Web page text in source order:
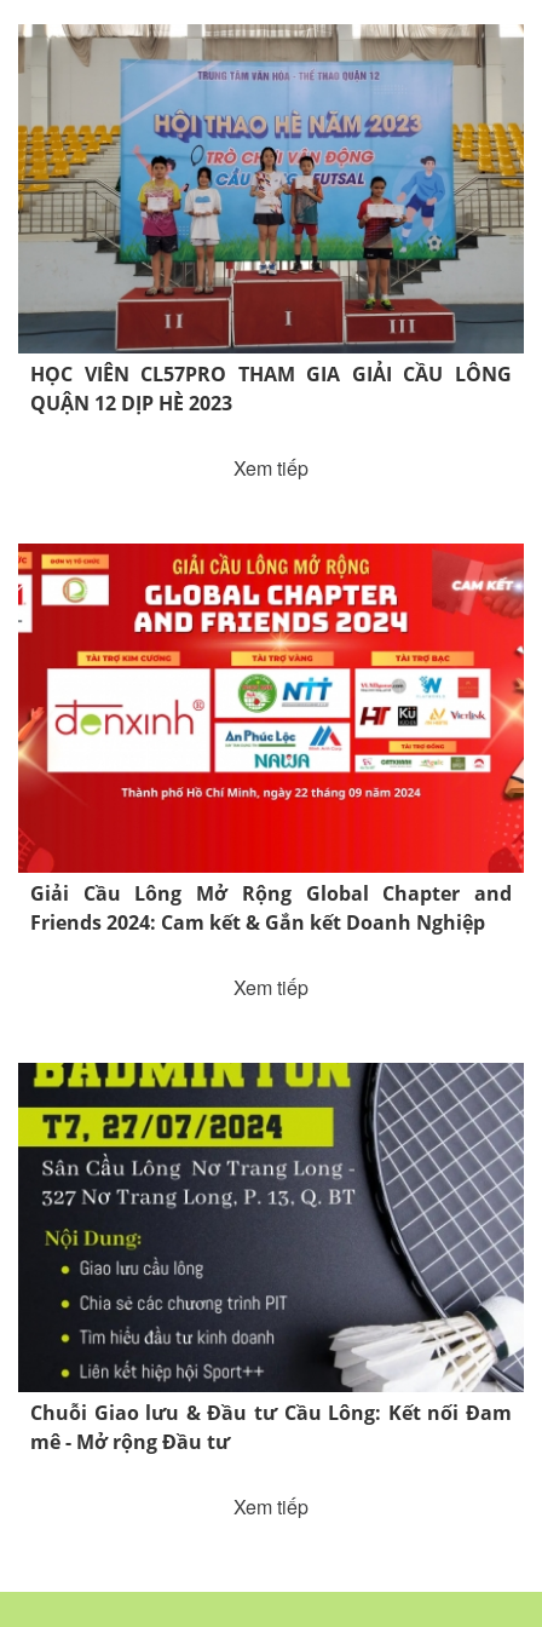
HỌC VIÊN CL57PRO THAM GIA GIẢI CẦU LÔNG
QUẬN 12 DỊP HÈ 2023
Xem tiếp
Giải Cầu Lông Mở Rộng Global Chapter and
Friends 2024: Cam kết & Gắn kết Doanh Nghiệp
Xem tiếp
Chuỗi Giao lưu & Đầu tư Cầu Lông: Kết nối Đam
mê - Mở rộng Đầu tư
Xem tiếp